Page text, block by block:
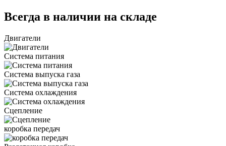
Всегда в наличии на складе
Двигатели
Система питания
Система выпуска газа
Система охлаждения
Сцепление
коробка передач